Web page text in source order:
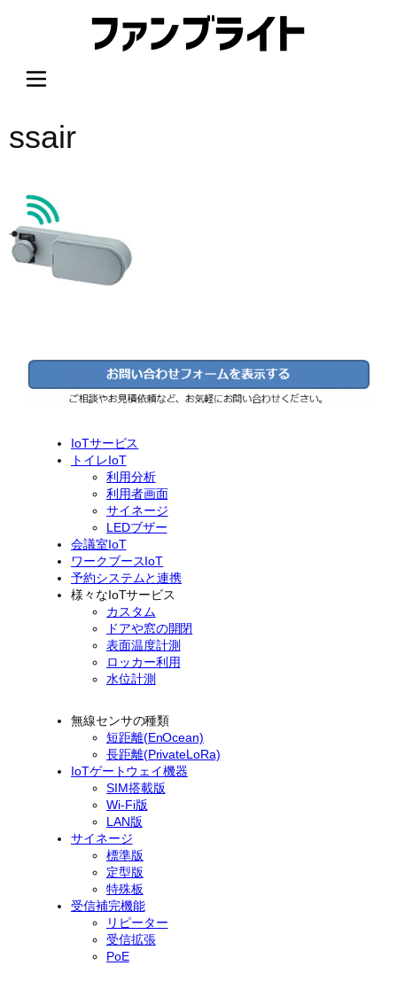
プ
ssair
IoTサービス
トイレIoT
利用分析
利用者画面
サイネージ
LEDブザー
会議室IoT
ワークブースIoT
予約システムと連携
様々なIoTサービス
カスタム
ドアや窓の開閉
表面温度計測
ロッカー利用
水位計測
無線センサの種類
短距離(EnOcean)
長距離(PrivateLoRa)
IoTゲートウェイ機器
SIM搭載版
Wi-Fi版
LAN版
サイネージ
標準版
定型版
特殊板
受信補完機能
リピーター
受信拡張
PoE